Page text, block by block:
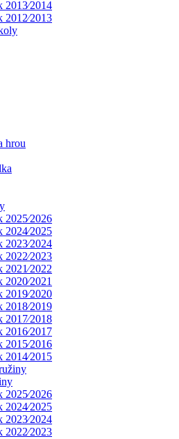
2013⁄2014
2012⁄2013
hrou
2025⁄2026
2024⁄2025
2023⁄2024
2022⁄2023
2021⁄2022
2019⁄2020
2018⁄2019
2017⁄2018
2016⁄2017
2015⁄2016
2014⁄2015
2025⁄2026
2024⁄2025
2023⁄2024
2022⁄2023